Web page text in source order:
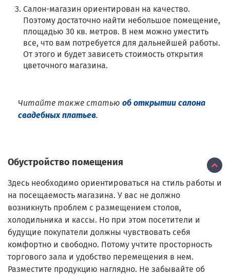
Салон-магазин ориентирован на качество.
Поэтому достаточно найти небольшое помещение,
площадью 30 кв. метров. В нем можно уместить
все, что вам потребуется для дальнейшей работы.
От этого и будет зависеть стоимость открытия
цветочного магазина.
Читайте также статью об открытии салона
свадебных платьев.
Обустройство помещения
Здесь необходимо ориентироваться на стиль работы и
на посещаемость магазина. У вас не должно
возникнуть проблем с размещением столов,
холодильника и кассы. Но при этом посетители и
будущие покупатели должны чувствовать себя
комфортно и свободно. Потому учтите просторность
торгового зала и удобство перемещения в нем.
Разместите продукцию наглядно. Не забывайте об